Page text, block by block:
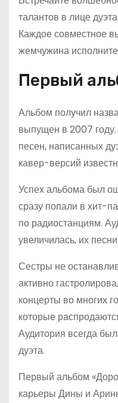
талантов в лице
Каждое совместное
жемчужина
Первый
Альбом получил
выпущен в 2007
песен, написанных
кавер-версий
Успех альбома был
сразу попали в хит-
по радиостанциям.
увеличилась, их
Сестры не
активно
концерты во многих
которые
Аудитория всегда
дуэта.
Первый альбом
карьеры Дины и